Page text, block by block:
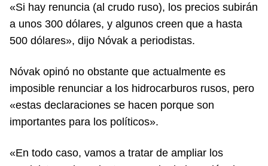
«Si hay renuncia (al crudo ruso), los precios subirán
a unos 300 dólares, y algunos creen que a hasta
500 dólares», dijo Nóvak a periodistas.
Nóvak opinó no obstante que actualmente es
imposible renunciar a los hidrocarburos rusos, pero
«estas declaraciones se hacen porque son
importantes para los políticos».
«En todo caso, vamos a tratar de ampliar los